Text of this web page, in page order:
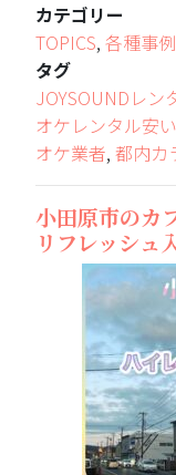
カテゴリー
TOPICS, 各種事例
タグ
JOYSOUNDレン
オケレンタル安い
オケ業者, 都内カ
小田原市のカ
リフレッシュ